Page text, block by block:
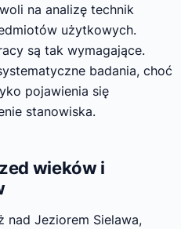
na analizę technik
użytkowych.
są tak wymagające.
badania, choć
pojawienia się
stanowiska.
wieków i
nad Jeziorem Sielawa,